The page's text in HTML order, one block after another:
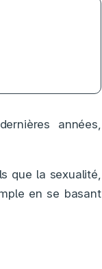
années,
que la sexualité,
en se basant